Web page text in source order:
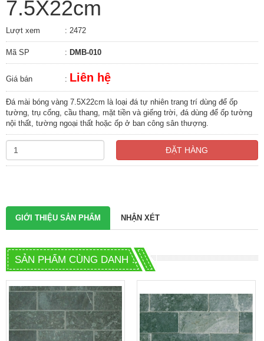
7.5X22cm
Lượt xem : 2472
Mã SP : DMB-010
Giá bán : Liên hệ
Đá mài bóng vàng 7.5X22cm là loại đá tự nhiên trang trí dùng để ốp
tường, trụ cổng, cầu thang, mặt tiền và giếng trời, đá dùng để ốp tường
nội thất, tường ngoại thất hoặc ốp ở ban công sân thượng.
ĐẶT HÀNG
GIỚI THIỆU SẢN PHẨM NHẬN XÉT
SẢN PHẨM CÙNG DANH MỤC